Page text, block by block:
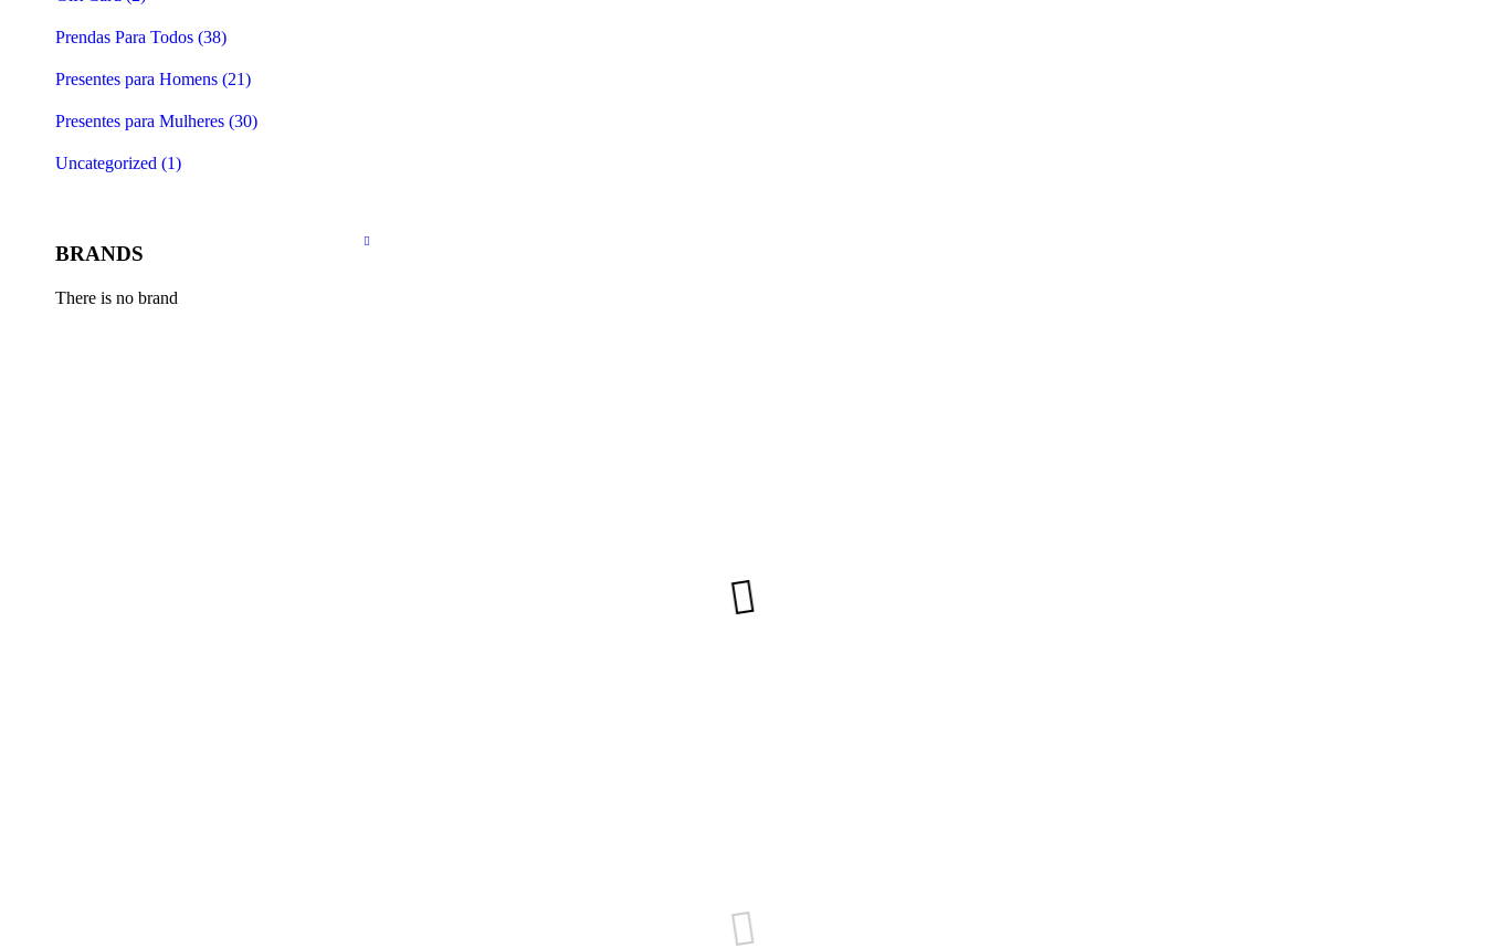
Prendas Para Todos (38)
Presentes para Homens (21)
Presentes para Mulheres (30)
Uncategorized (1)
BRANDS
There is no brand